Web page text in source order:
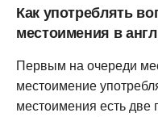
Как употреблять
местоимения в
Первым на очереди
местоимение
местоимения есть